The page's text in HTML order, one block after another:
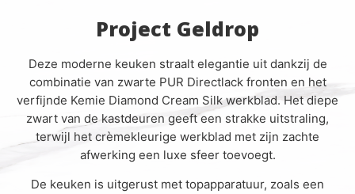
Project Geldrop
Deze moderne keuken straalt elegantie uit dankzij de
combinatie van zwarte PUR Directlack fronten en het
verfijnde Kemie Diamond Cream Silk werkblad. Het diepe
zwart van de kastdeuren geeft een strakke uitstraling,
terwijl het crèmekleurige werkblad met zijn zachte
afwerking een luxe sfeer toevoegt.
De keuken is uitgerust met topapparatuur, zoals een